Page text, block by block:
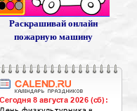
Раскрашивай онлайн
пожарную машину